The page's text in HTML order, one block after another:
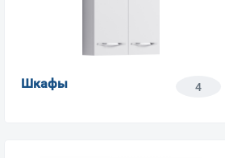
Шкафы 4
Москва